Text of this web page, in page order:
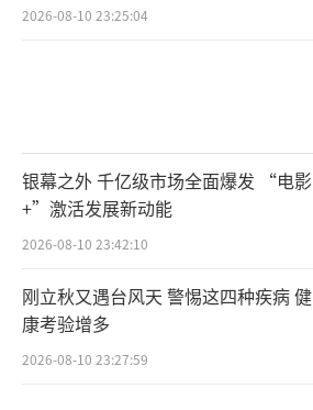
2026-08-10 23:25:04
银幕之外 千亿级市场全面爆发 “电影
+”激活发展新动能
2026-08-10 23:42:10
刚立秋又遇台风天 警惕这四种疾病 健
康考验增多
2026-08-10 23:27:59